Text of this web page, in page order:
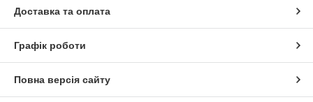
Доставка та оплата
Графік роботи
Повна версія сайту